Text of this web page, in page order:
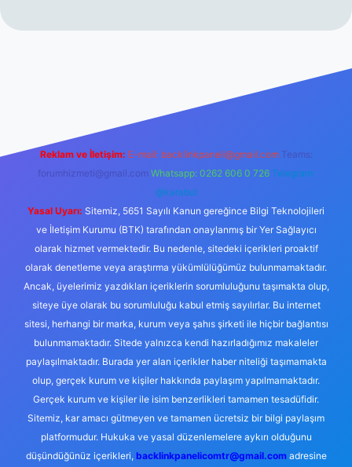
Reklam ve İletişim: E-mail: backlinkpaneli@gmail.com Teams:
forumhizmeti@gmail.com Whatsapp: 0262 606 0 726 Telegram:
@karabul
Yasal Uyarı: Sitemiz, 5651 Sayılı Kanun gereğince Bilgi Teknolojileri
ve İletişim Kurumu (BTK) tarafından onaylanmış bir Yer Sağlayıcı
olarak hizmet vermektedir. Bu nedenle, sitedeki içerikleri proaktif
olarak denetleme veya araştırma yükümlülüğümüz bulunmamaktadır.
Ancak, üyelerimiz yazdıkları içeriklerin sorumluluğunu taşımakta olup,
siteye üye olarak bu sorumluluğu kabul etmiş sayılırlar. Bu internet
sitesi, herhangi bir marka, kurum veya şahıs şirketi ile hiçbir bağlantısı
bulunmamaktadır. Sitede yalnızca kendi hazırladığımız makaleler
paylaşılmaktadır. Burada yer alan içerikler haber niteliği taşımamakta
olup, gerçek kurum ve kişiler hakkında paylaşım yapılmamaktadır.
Gerçek kurum ve kişiler ile isim benzerlikleri tamamen tesadüfidir.
Sitemiz, kar amacı gütmeyen ve tamamen ücretsiz bir bilgi paylaşım
platformudur. Hukuka ve yasal düzenlemelere aykırı olduğunu
düşündüğünüz içerikleri, backlinkpanelicomtr@gmail.comadresine